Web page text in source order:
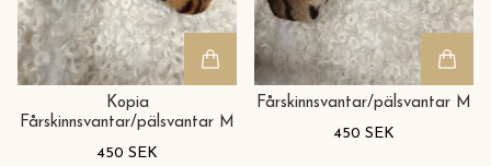
Kopia
Fårskinnsvantar/pälsvantar M
450 SEK
Fårskinnsvantar/pälsvantar M
450 SEK